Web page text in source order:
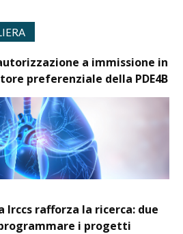
a immissione in
preferenziale della PDE4B
Irccs rafforza la ricerca: due
i progetti